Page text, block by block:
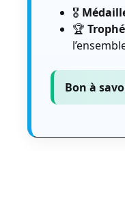
🎖️
🏆
Bon à